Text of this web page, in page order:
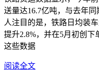
送量达16.7亿吨，与去年同
人注目的是，铁路日均装
提升2.8%，并在5月初创下
这些数据
阅读全文